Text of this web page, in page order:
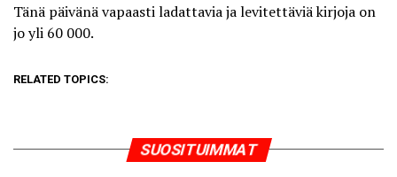
Tänä päivänä vapaasti ladattavia ja levitettäviä kirjoja on
jo yli 60 000.
RELATED TOPICS:
SUOSITUIMMAT